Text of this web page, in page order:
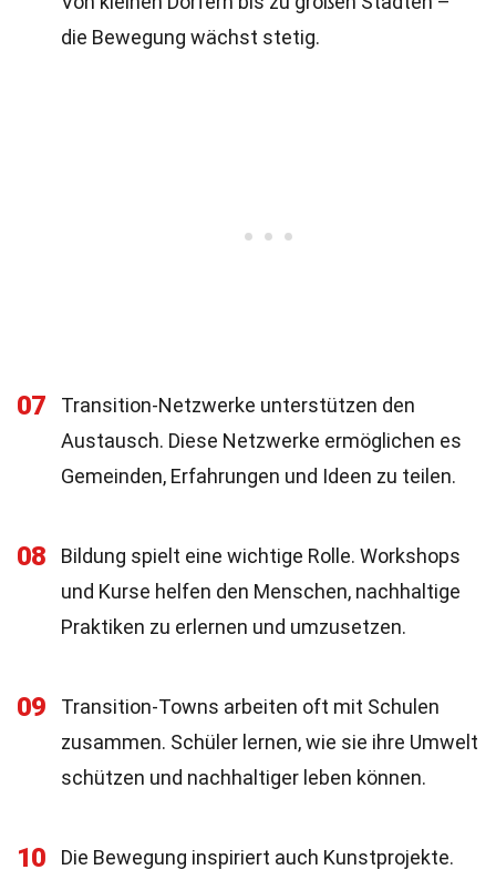
die Bewegung wächst stetig.
07
Transition-Netzwerke unterstützen den
Austausch. Diese Netzwerke ermöglichen es
Gemeinden, Erfahrungen und Ideen zu teilen.
08
Bildung spielt eine wichtige Rolle. Workshops
und Kurse helfen den Menschen, nachhaltige
Praktiken zu erlernen und umzusetzen.
09
Transition-Towns arbeiten oft mit Schulen
zusammen. Schüler lernen, wie sie ihre Umwelt
schützen und nachhaltiger leben können.
10
Die Bewegung inspiriert auch Kunstprojekte.